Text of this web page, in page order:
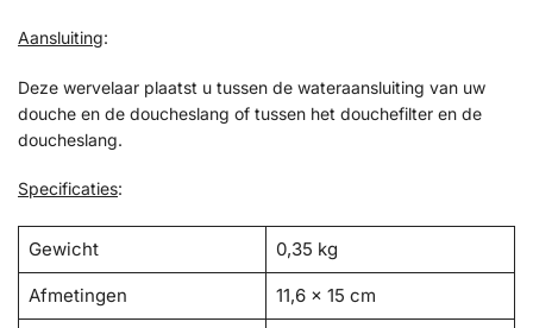
Aansluiting:
Deze wervelaar plaatst u tussen de wateraansluiting van uw
douche en de doucheslang of tussen het douchefilter en de
doucheslang.
Specificaties:
Gewicht 0,35 kg
Afmetingen 11,6 × 15 cm